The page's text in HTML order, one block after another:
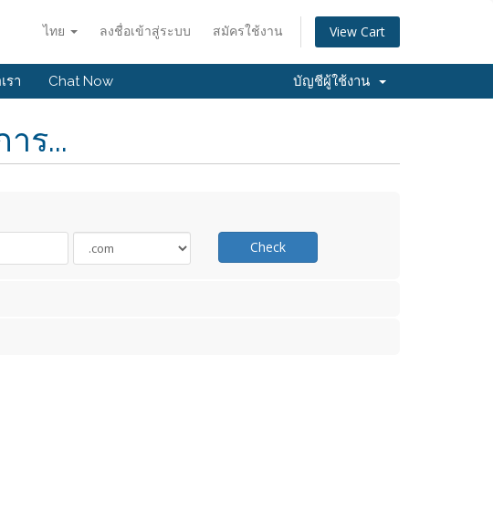
ไทย ลงชื่อเข้าสู่ระบบ สมัครใช้งาน View Cart
รา Chat Now บัญชีผู้ใช้งาน
ร...
Check